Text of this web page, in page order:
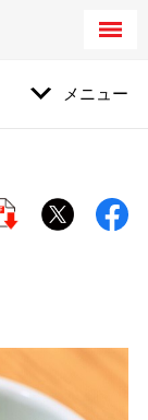
メニュー